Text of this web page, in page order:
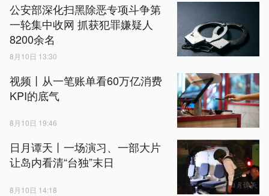
公安部深化扫黑除恶专项斗争第
一轮集中收网 抓获犯罪嫌疑人
8200余名
8月10日 13:30
视频丨从一笔账单看60万亿消费
KPI的底气
8月10日 19:46
日月谭天丨一场演习、一部大片
让岛内看清“台独”末日
8月10日 14:18